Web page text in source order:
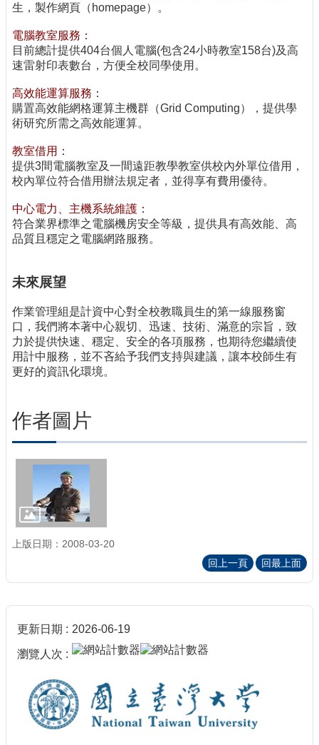
生，製作網頁（homepage）。
電腦教室服務：
目前總計提供404台個人電腦(包含24小時教室158台)及高
速雷射印表數台，方便全校同學使用。
高效能運算服務：
購置高效能網格運算主機群（Grid Computing），提供學
術研究所需之高效能運算。
教室借用：
提供3間電腦教室及一間遠距教學教室供校內外單位借用，
校內單位符合借用辦法規定者，並得享有費用優待。
中心電力、主機系統維護：
符合業界標準之電腦機房安全等級，提供具有高效能、高
品質且穩定之電腦網路服務。
未來展望
作業管理組是計資中心對全校教職員生的第一線服務窗
口，我們將本著中心親切、迅速、技術、滿意的宗旨，致
力於提供快速、穩定、安全的各項服務，也期待您繼續使
用計中服務，並不吝給予我們支持與建議，讓本校師生有
更好的資訊化環境。
作者圖片
上版日期：2008-03-20
回上一頁
回最上面
更新日期 2026-06-19
瀏覽人次